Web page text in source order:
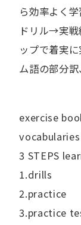
ら効率よく
ドリル→実
ップで着実
ム語の部分
exercise
3 STEPS
1.drills
2.practice
3.practice